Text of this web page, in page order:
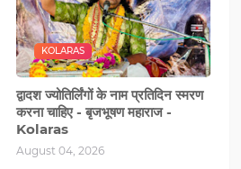
KOLARAS
द्वादश ज्योतिर्लिंगों के नाम प्रतिदिन स्मरण
करना चाहिए - बृजभूषण महाराज -
Kolaras
August 04, 2026